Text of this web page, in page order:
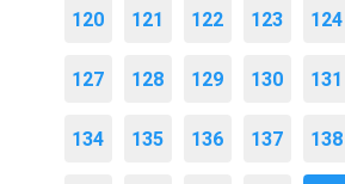
120 121 122 123 124
127 128 129 130 131
134 135 136 137 138